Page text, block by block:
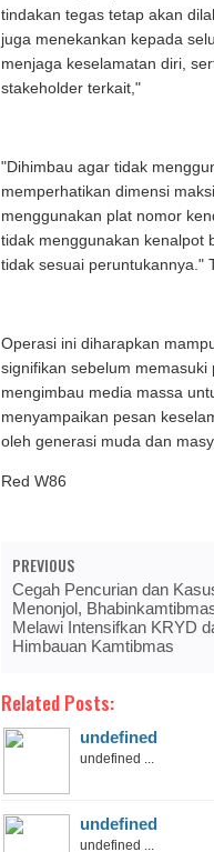
tindakan tegas tetap akan
juga menekankan kepada
menjaga keselamatan diri,
stakeholder terkait,"
"Dihimbau agar tidak
memperhatikan dimensi
menggunakan plat nomor
tidak menggunakan kenalpot
tidak sesuai peruntukannya."
​Operasi ini diharapkan
signifikan sebelum
mengimbau media massa
menyampaikan pesan
oleh generasi muda dan
Red W86
PREVIOUS
Cegah Pencurian dan
Menonjol,
Melawi Intensifkan KRYD
Himbauan Kamtibmas
Related Posts:
undefined
undefined ...
undefined
undefined ...